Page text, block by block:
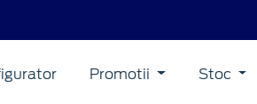
Promotii Stoc